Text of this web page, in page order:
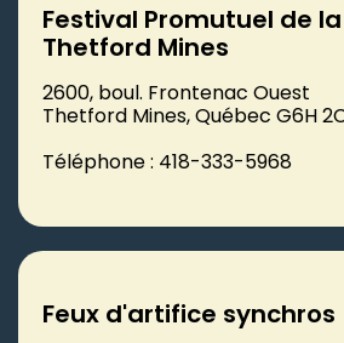
Festival Promutuel de
Thetford Mines
2600, boul. Frontenac Ouest
Thetford Mines, Québec G6H
Téléphone : 418-333-5968
Feux d'artifice synchros